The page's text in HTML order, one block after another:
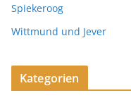
Spiekeroog
Wittmund und Jever
Kategorien